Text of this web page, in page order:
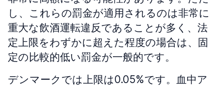
し、これらの罰金が適用されるのは非常に
重大な飲酒運転違反であることが多く、法
定上限をわずかに超えた程度の場合は、固
定の比較的低い罰金が一般的です。
デンマークでは上限は0.05%です。血中ア